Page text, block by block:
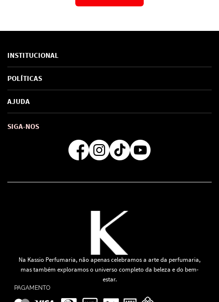
INSTITUCIONAL
Sobre Nós
Marcas
SAC de marcas
Como comprar
POLÍTICAS
Política de Privacidade
Troca e Devoluções
Formas de Pagamento
Regra de Frete Grátis
AJUDA
SIGA-NOS
Na Kassio Perfumaria, não apenas celebramos a arte da perfumaria,
mas também exploramos o universo completo da beleza e do bem-
estar.
PAGAMENTO